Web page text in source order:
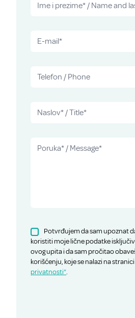
Potvrđujem da sam upoznat
koristiti moje lične podatke
ovog upita i da sam pročitao
korišćenju, koje se nalazi na stranici
privatnosti”.